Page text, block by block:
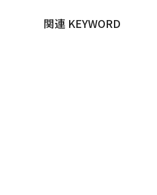
関連 KEYWORD